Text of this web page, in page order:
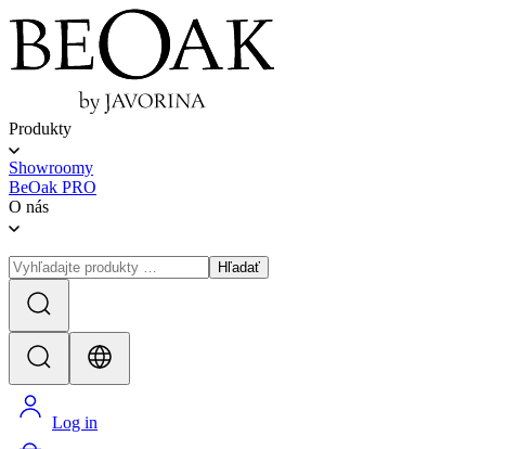
Produkty
Showroomy
BeOak PRO
O nás
Hľadať
Log in